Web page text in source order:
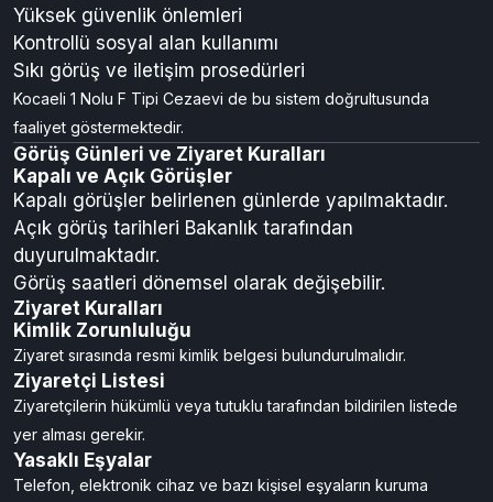
Yüksek güvenlik önlemleri
Kontrollü sosyal alan kullanımı
Sıkı görüş ve iletişim prosedürleri
Kocaeli 1 Nolu F Tipi Cezaevi de bu sistem doğrultusunda
faaliyet göstermektedir.
Görüş Günleri ve Ziyaret Kuralları
Kapalı ve Açık Görüşler
Kapalı görüşler belirlenen günlerde yapılmaktadır.
Açık görüş tarihleri Bakanlık tarafından
duyurulmaktadır.
Görüş saatleri dönemsel olarak değişebilir.
Ziyaret Kuralları
Kimlik Zorunluluğu
Ziyaret sırasında resmi kimlik belgesi bulundurulmalıdır.
Ziyaretçi Listesi
Ziyaretçilerin hükümlü veya tutuklu tarafından bildirilen listede
yer alması gerekir.
Yasaklı Eşyalar
Telefon, elektronik cihaz ve bazı kişisel eşyaların kuruma